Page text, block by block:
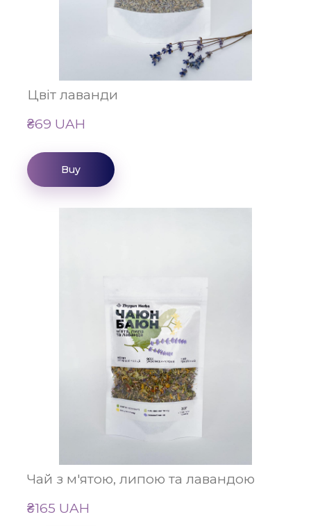
Цвіт лаванди
₴69 UAH
Buy
Чай з м'ятою, липою та лавандою
₴165 UAH